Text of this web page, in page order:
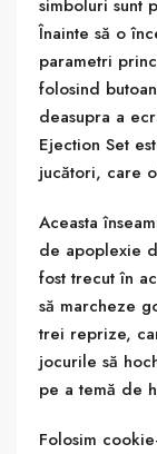
simboluri sunt
Înainte să o
parametri
folosind
deasupra a
Ejection Set
jucători, care
Aceasta
de apoplexie
fost trecut în
să marcheze
trei reprize,
jocurile să
pe a temă de
Folosim